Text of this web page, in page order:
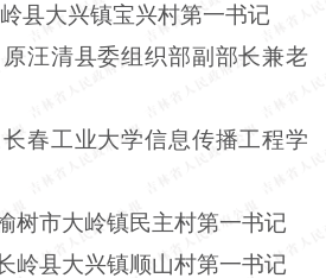
县大兴镇宝兴村第一书记
原汪清县委组织部副部长兼老
长春工业大学信息传播工程学
树市大岭镇民主村第一书记
岭县大兴镇顺山村第一书记